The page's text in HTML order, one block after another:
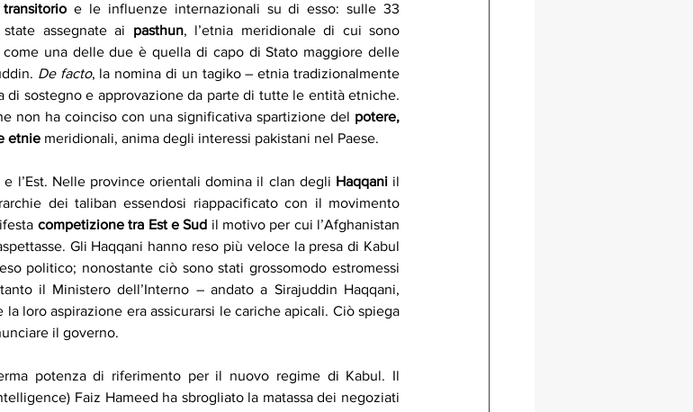
transitorio e le influenze internazionali su di esso: sulle 33
assegnate ai pasthun, l’etnia meridionale di cui sono
una delle due è quella di capo di Stato maggiore delle
De facto, la nomina di un tagiko – etnia tradizionalmente
di sostegno e approvazione da parte di tutte le entità etniche.
non ha coinciso con una significativa spartizione del potere,
etnie meridionali, anima degli interessi pakistani nel Paese.
l’Est. Nelle province orientali domina il clan degli Haqqani il
dei taliban essendosi riappacificato con il movimento
competizione tra Est e Sud il motivo per cui l’Afghanistan
Gli Haqqani hanno reso più veloce la presa di Kabul
politico; nonostante ciò sono stati grossomodo estromessi
il Ministero dell’Interno – andato a Sirajuddin Haqqani,
loro aspirazione era assicurarsi le cariche apicali. Ciò spiega
il governo.
potenza di riferimento per il nuovo regime di Kabul. Il
Faiz Hameed ha sbrogliato la matassa dei negoziati